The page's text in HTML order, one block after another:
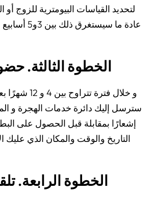
لتحديد القياسات البيومترية للزوج أو
عادة ما
الخطوة الثالثة.
و خلال فترة
سترسل إليك دائرة خدمات الهجرة و
إشعارًا بمقابلة قبل الحصول على
التاريخ والوقت والمكان الذي عليك
الخطوة الرابعة.